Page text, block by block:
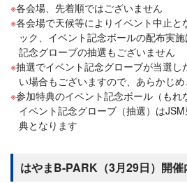
各会場、先着順ではございません
各会場で天候等によりイベント中止
ック、イベント記念ボールの配布実
記念グローブの抽選もございません
抽選でイベント記念グローブが当選
い場合もございますので、あらかじ
参加特典のイベント記念ボール（もれ
イベント記念グローブ（抽選）は
典となります
はやまB-PARK（3月29日）開催